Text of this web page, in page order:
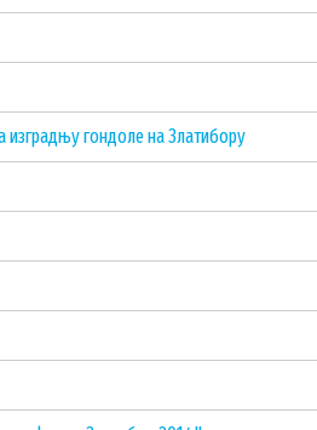
изградњу гондоле на Златибору